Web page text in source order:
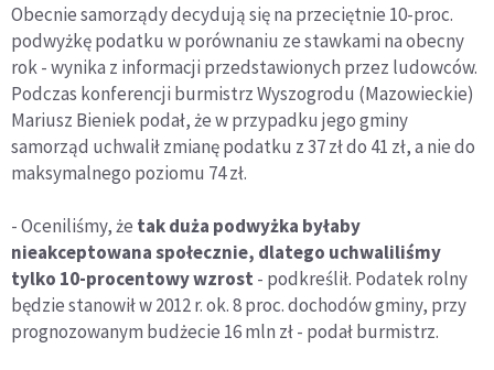
Obecnie samorządy decydują się na przeciętnie 10-proc.
podwyżkę podatku w porównaniu ze stawkami na obecny
rok - wynika z informacji przedstawionych przez ludowców.
Podczas konferencji burmistrz Wyszogrodu (Mazowieckie)
Mariusz Bieniek podał, że w przypadku jego gminy
samorząd uchwalił zmianę podatku z 37 zł do 41 zł, a nie do
maksymalnego poziomu 74 zł.
- Oceniliśmy, że tak duża podwyżka byłaby
nieakceptowana społecznie, dlatego uchwaliliśmy
tylko 10-procentowy wzrost - podkreślił. Podatek rolny
będzie stanowił w 2012 r. ok. 8 proc. dochodów gminy, przy
prognozowanym budżecie 16 mln zł - podał burmistrz.